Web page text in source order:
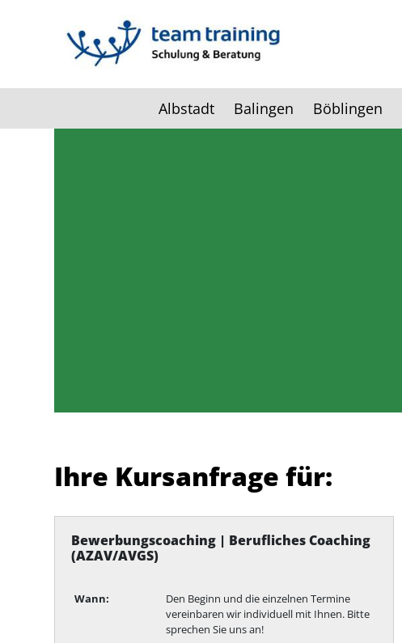
Albstadt Balingen Böblingen
Ihre Kursanfrage für:
Bewerbungscoaching | Berufliches Coaching
(AZAV/AVGS)
Wann:
Den Beginn und die einzelnen Termine
vereinbaren wir individuell mit Ihnen. Bitte
sprechen Sie uns an!